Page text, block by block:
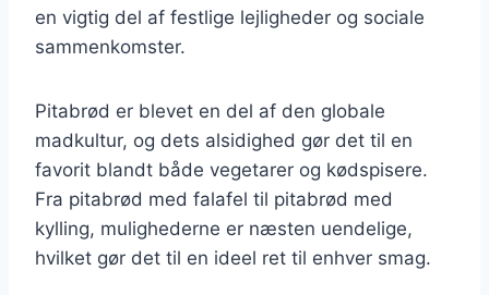
en vigtig del af festlige lejligheder og sociale
sammenkomster.
Pitabrød er blevet en del af den globale
madkultur, og dets alsidighed gør det til en
favorit blandt både vegetarer og kødspisere.
Fra pitabrød med falafel til pitabrød med
kylling, mulighederne er næsten uendelige,
hvilket gør det til en ideel ret til enhver smag.